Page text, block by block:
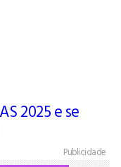
2025 e se
Publicidade